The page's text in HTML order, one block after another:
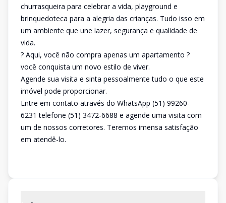
churrasqueira para celebrar a vida, playground e
brinquedoteca para a alegria das crianças. Tudo isso em
um ambiente que une lazer, segurança e qualidade de
vida.
? Aqui, você não compra apenas um apartamento ?
você conquista um novo estilo de viver.
Agende sua visita e sinta pessoalmente tudo o que este
imóvel pode proporcionar.
Entre em contato através do WhatsApp (51) 99260-
6231 telefone (51) 3472-6688 e agende uma visita com
um de nossos corretores. Teremos imensa satisfação
em atendê-lo.